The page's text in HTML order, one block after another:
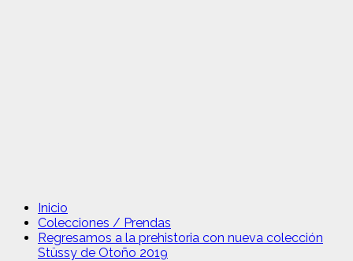
Inicio
Colecciones / Prendas
Regresamos a la prehistoria con nueva colección
Stüssy de Otoño 2019